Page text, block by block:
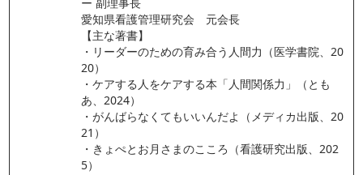
愛知県看護管理研究会　元会長
【主な著書】
・リーダーのための育み合う人間力（医学書院、20
20）
・ケアする人をケアする本「人間関係力」（とも
あ、2024）
・がんばらなくてもいいんだよ（メディカ出版、20
21）
・きょぺとお月さまのこころ（看護研究出版、202
5）